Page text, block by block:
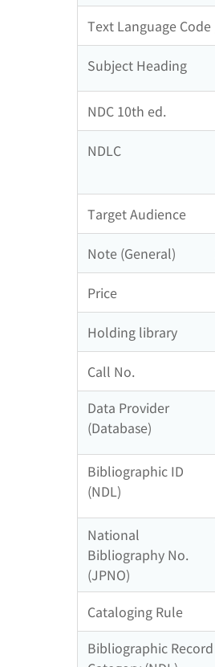
Text Language Code
Subject Heading
NDC 10th ed.
NDLC
Target Audience
Note (General)
Price
Holding library
Call No.
Data Provider
(Database)
Bibliographic ID
(NDL)
National
Bibliography No.
(JPNO)
Cataloging Rule
Bibliographic Record